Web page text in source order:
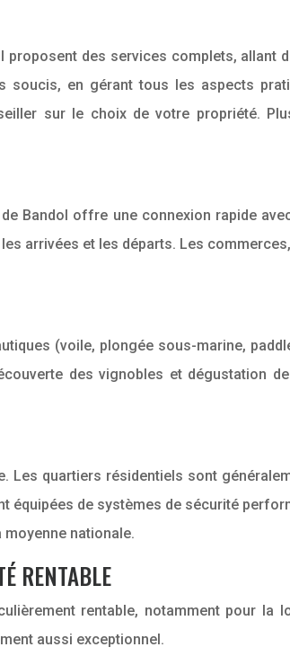
des services complets, allant
en gérant tous les aspects
sur le choix de votre propriété.
Bandol offre une connexion rapide
arrivées et les départs. Les
(voile, plongée sous-marine,
des vignobles et dégustation
Les quartiers résidentiels sont
de systèmes de sécurité
nationale.
RENTABLE
rentable, notamment pour
aussi exceptionnel.